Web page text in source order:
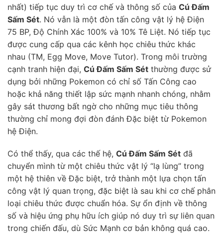
nhất) tiếp tục duy trì cơ chế và thông số của Cú Đấm
Sấm Sét. Nó vẫn là một đòn tấn công vật lý hệ Điện
75 BP, Độ Chính Xác 100% và 10% Tê Liệt. Nó tiếp tục
được cung cấp qua các kênh học chiêu thức khác
nhau (TM, Egg Move, Move Tutor). Trong môi trường
cạnh tranh hiện đại, Cú Đấm Sấm Sét thường được sử
dụng bởi những Pokemon có chỉ số Tấn Công cao
hoặc khả năng thiết lập sức mạnh nhanh chóng, nhằm
gây sát thương bất ngờ cho những mục tiêu thông
thường chỉ mong đợi đòn đánh Đặc biệt từ Pokemon
hệ Điện.
Có thể thấy, qua các thế hệ, Cú Đấm Sấm Sét đã
chuyển mình từ một chiêu thức vật lý “lạ lùng” trong
một hệ thiên về Đặc biệt, trở thành một lựa chọn tấn
công vật lý quan trọng, đặc biệt là sau khi cơ chế phân
loại chiêu thức được chuẩn hóa. Sự ổn định về thông
số và hiệu ứng phụ hữu ích giúp nó duy trì sự liên quan
trong chiến đấu, dù Sức Mạnh cơ bản không quá cao.